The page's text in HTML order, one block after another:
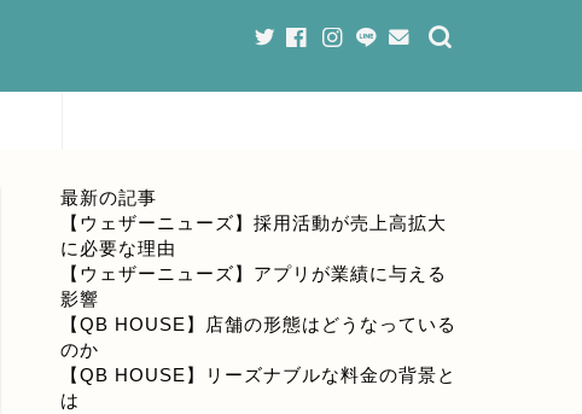
最新の記事
【ウェザーニューズ】採用活動が売上高拡大
に必要な理由
【ウェザーニューズ】アプリが業績に与える
影響
【QB HOUSE】店舗の形態はどうなっている
のか
【QB HOUSE】リーズナブルな料金の背景と
は